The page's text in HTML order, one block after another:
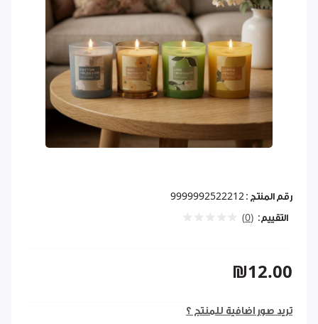
رقم المنتج : 9999992522212
التقييم: (0)
₪12.00
تريد صور اضافية للمنتج ؟